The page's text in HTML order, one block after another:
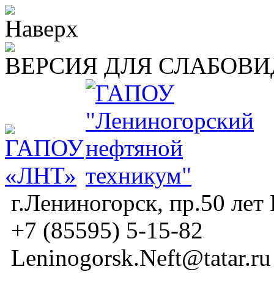
ВЕРСИЯ ДЛЯ
г.Лениногорск, пр.50
+7 (85595) 5-15-82
Leninogorsk.Neft@tatar.ru